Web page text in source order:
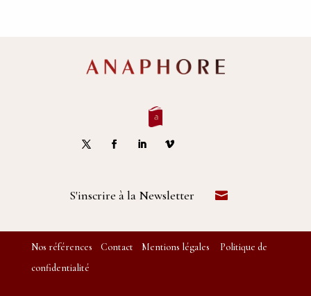
S'inscrire à la Newsletter
Nos références Contact Mentions légales
Politique de
confidentialité